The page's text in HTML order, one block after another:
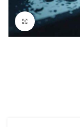
Click to enlarge